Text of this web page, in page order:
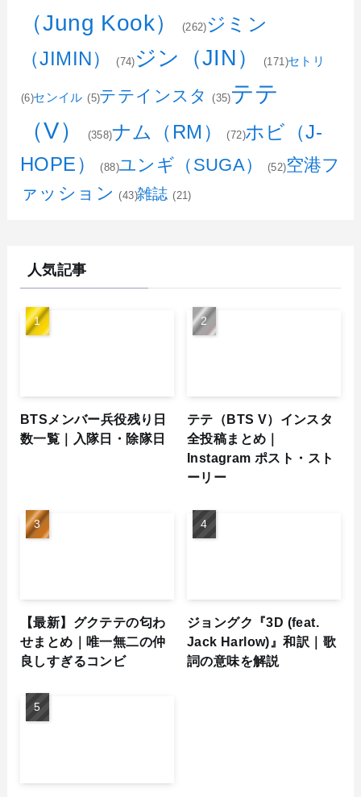
（Jung Kook）
(262)ジミン
（JIMIN）
(74)ジン（JIN） (171)セトリ
(6)センイル (5)テテインスタ (35)テテ
（V）
(358)ナム（RM） (72)ホビ（J-
HOPE）
(88)ユンギ（SUGA） (52)空港フ
ァッション (43)雑誌 (21)
人気記事
BTSメンバー兵役残り日
数一覧｜入隊日・除隊日
テテ（BTS V）インスタ
全投稿まとめ｜
Instagram ポスト・スト
ーリー
【最新】グクテテの匂わ
せまとめ｜唯一無二の仲
良しすぎるコンビ
ジョングク『3D (feat.
Jack Harlow)』和訳｜歌
詞の意味を解説